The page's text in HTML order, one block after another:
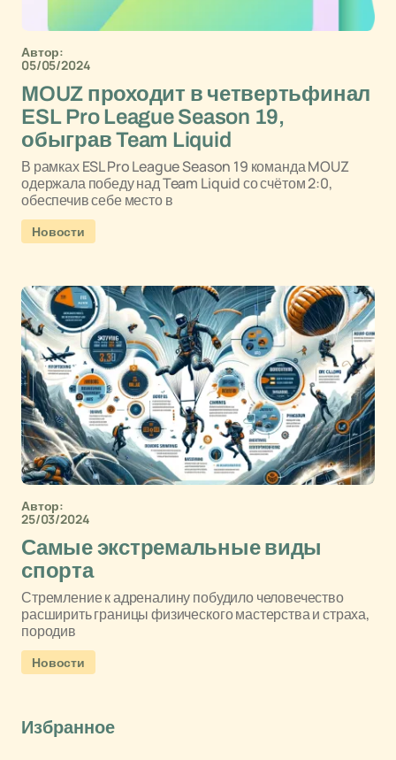
Автор:
05/05/2024
MOUZ проходит в четвертьфинал
ESL Pro League Season 19,
обыграв Team Liquid
В рамках ESL Pro League Season 19 команда MOUZ
одержала победу над Team Liquid со счётом 2:0,
обеспечив себе место в
Новости
Автор:
25/03/2024
Самые экстремальные виды
спорта
Стремление к адреналину побудило человечество
расширить границы физического мастерства и страха,
породив
Новости
Избранное